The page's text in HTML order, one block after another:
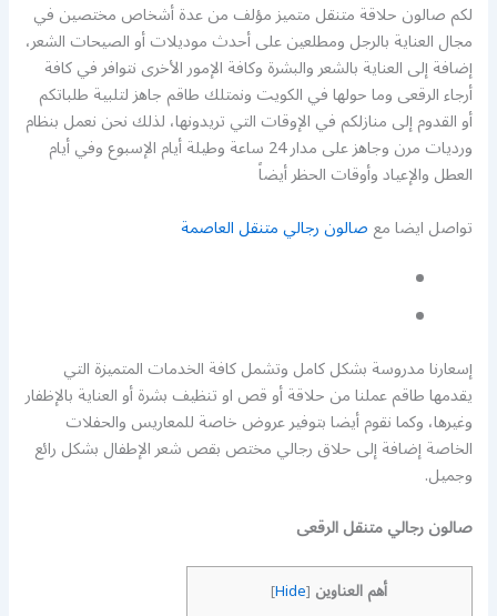
لكم صالون حلاقة متنقل متميز مؤلف من عدة أشخاص مختصين في
مجال العناية بالرجل ومطلعين على أحدث موديلات أو الصيحات الشعر،
إضافة إلى العناية بالشعر والبشرة وكافة الإمور الأخرى نتوافر في كافة
أرجاء الرقعى وما حولها في الكويت ونمتلك طاقم جاهز لتلبية طلباتكم
أو القدوم إلى منازلكم في الإوقات التي تريدونها، لذلك نحن نعمل بنظام
ورديات مرن وجاهز على مدار 24 ساعة وطيلة أيام الإسبوع وفي أيام
العطل والإعياد وأوقات الحظر أيضاً
تواصل ايضا معصالون رجالي متنقل العاصمة
إسعارنا مدروسة بشكل كامل وتشمل كافة الخدمات المتميزة التي
يقدمها طاقم عملنا من حلاقة أو قص او تنظيف بشرة أو العناية بالإظفار
وغيرها، وكما نقوم أيضا بتوفير عروض خاصة للمعاريس والحفلات
الخاصة إضافة إلى حلاق رجالي مختص بقص شعر الإطفال بشكل رائع
وجميل.
صالون رجالي متنقل الرقعى
أهم العناوين [
Hide
]